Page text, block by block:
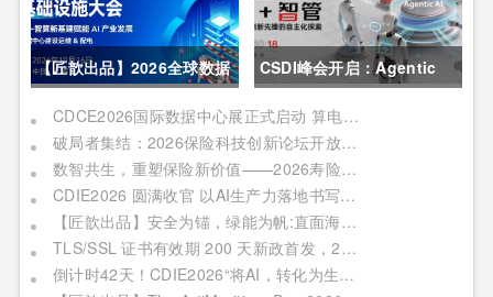
供应链
【匠歆出品】2026全球数据
中心基础设施大会首发｜院
士领衔，100+头部企业已确
认，500人齐聚上海
CSDI峰会开启：Agentic
AI 落地应用的黄金期，智能
系统重塑生产力
CDCE2026国际数据中心展正式启动 算电协同驱动产业升级 搭建全球合作平台
破局者集结：2026保险科技创新论坛开放“数智共生”最佳实践案例征集
数智共生，重塑保险新价值——2026寿险&财险科技创新论坛即将启幕
CDIE2026 圆满收官 以AI生产力落地书写数字化转型新答卷
【匠歆出品】安全为锚，绿能为帆:直面海事网络安全与绿色航运的双重挑战@The ArtiMaritime Day 2026匠歆海事攻坚日 | 5月29日·上海
TLS/SSL 证书有效期 200 天新政首发，2026 亚数TrustAsia CaaS 2.0 发布会邀您见证！
倒计时42天！CDIE2026“将AI，转化为生产力”峰会启幕在即！